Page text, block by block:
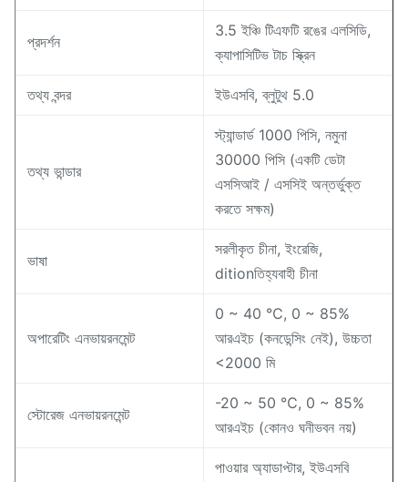
প্রদর্শন
3.5 ইঞ্চি টিএফটি রঙের এলসিডি,
ক্যাপাসিটিভ টাচ স্ক্রিন
তথ্য বন্দর ইউএসবি, ব্লুটুথ 5.0
তথ্য ভান্ডার
স্ট্যান্ডার্ড 1000 পিসি, নমুনা
30000 পিসি (একটি ডেটা
এসসিআই / এসসিই অন্তর্ভুক্ত
করতে সক্ষম)
ভাষা
সরলীকৃত চীনা, ইংরেজি,
ditionতিহ্যবাহী চীনা
অপারেটিং এনভায়রনমেন্ট
0 ~ 40 ℃, 0 ~ 85%
আরএইচ (কনডেন্সিং নেই), উচ্চতা
<2000 মি
স্টোরেজ এনভায়রনমেন্ট
-20 ~ 50 ℃, 0 ~ 85%
আরএইচ (কোনও ঘনীভবন নয়)
পাওয়ার অ্যাডাপ্টার, ইউএসবি